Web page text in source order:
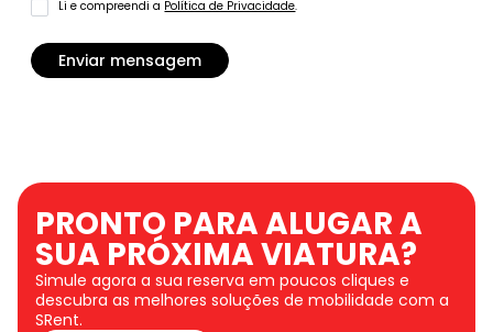
de
Privacidade*
Li e compreendi a Política de Privacidade.
Enviar mensagem
PRONTO PARA ALUGAR A
SUA PRÓXIMA VIATURA?
Simule agora a sua reserva em poucos cliques e
descubra as melhores soluções de mobilidade com a
SRent.